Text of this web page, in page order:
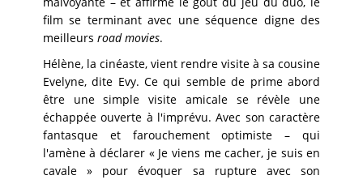
film se terminant avec une séquence digne des
meilleurs road movies.
Hélène, la cinéaste, vient rendre visite à sa cousine
Evelyne, dite Evy. Ce qui semble de prime abord
être une simple visite amicale se révèle une
échappée ouverte à l'imprévu. Avec son caractère
fantasque et farouchement optimiste – qui
l'amène à déclarer « Je viens me cacher, je suis en
cavale » pour évoquer sa rupture avec son